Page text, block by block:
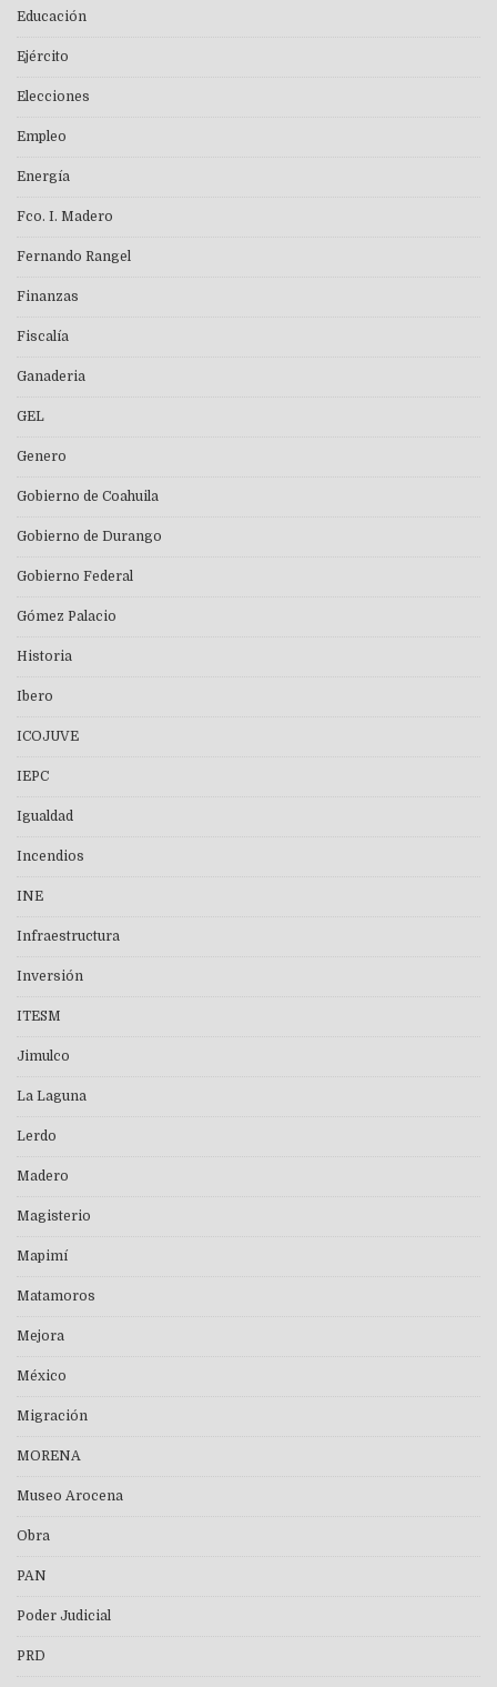
Educación
Ejército
Elecciones
Empleo
Energía
Fco. I. Madero
Fernando Rangel
Finanzas
Fiscalía
Ganaderia
GEL
Genero
Gobierno de Coahuila
Gobierno de Durango
Gobierno Federal
Gómez Palacio
Historia
Ibero
ICOJUVE
IEPC
Igualdad
Incendios
INE
Infraestructura
Inversión
ITESM
Jimulco
La Laguna
Lerdo
Madero
Magisterio
Mapimí
Matamoros
Mejora
México
Migración
MORENA
Museo Arocena
Obra
PAN
Poder Judicial
PRD